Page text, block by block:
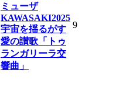
ミューザ
KAWASAKI2025
宇宙を揺るがす
愛の讃歌「トゥ
ランガリーラ交
響曲」
9